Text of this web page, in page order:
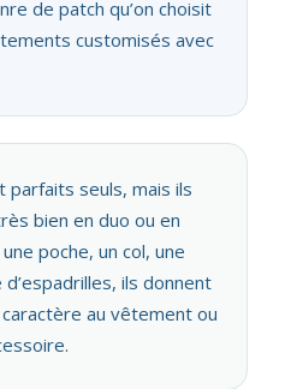
de patch qu’on choisit
customisés avec
parfaits seuls, mais ils
bien en duo ou en
poche, un col, une
ils donnent
au vêtement ou